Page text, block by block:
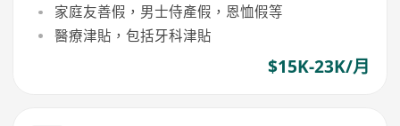
家庭友善假，男士侍產假，恩恤假等
醫療津貼，包括牙科津貼
$15K-23K/月